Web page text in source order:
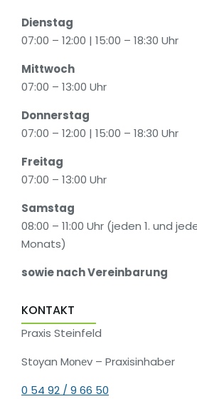
Dienstag
07:00 – 12:00 | 15:00 – 18:30 Uhr
Mittwoch
07:00 – 13:00 Uhr
Donnerstag
07:00 – 12:00 | 15:00 – 18:30 Uhr
Freitag
07:00 – 13:00 Uhr
Samstag
08:00 – 11:00 Uhr (jeden 1. und
Monats)
sowie nach Vereinbarung
KONTAKT
Praxis Steinfeld
Stоyan Mоnеv – Praxisinhaber
0 54 92 / 9 66 50